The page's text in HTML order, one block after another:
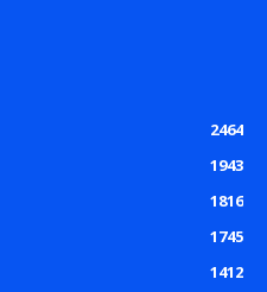
2464
1943
1816
1745
1412